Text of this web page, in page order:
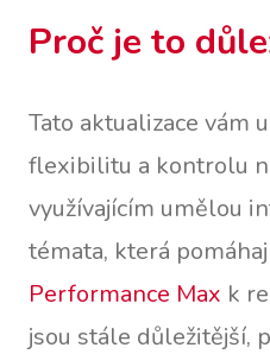
Proč je to
Tato aktualizace vám
flexibilitu a kontrolu
využívajícím umělou
témata, která
Performance Max k
jsou stále důležitější,